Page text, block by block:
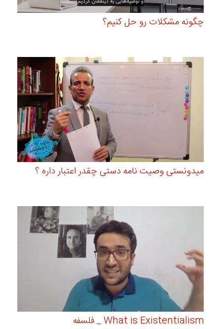
چگونه مشکلات رو حل کنیم؟
میدونستی وصیت نامه دستی چقدر اعتبار داره ؟
What is Existentialism _ فلسفه